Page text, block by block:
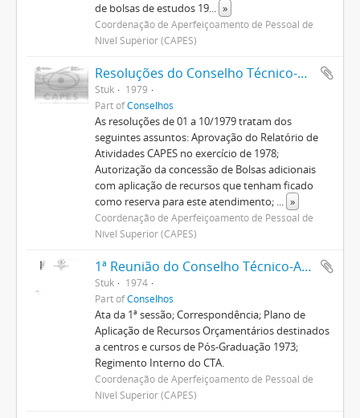
de bolsas de estudos 19... »
Coordenação de Aperfeiçoamento de Pessoal de
Nível Superior (CAPES)
Resoluções do Conselho Técnico-Administrativo (1974-1982)
Stuk
1979
Part ofConselhos
As resoluções de 01 a 10/1979 tratam dos
seguintes assuntos: Aprovação do Relatório de
Atividades CAPES no exercício de 1978;
Autorização da concessão de Bolsas adicionais
com aplicação de recursos que tenham ficado
como reserva para este atendimento; ... »
Coordenação de Aperfeiçoamento de Pessoal de
Nível Superior (CAPES)
1ª Reunião do Conselho Técnico-Administrativo
Stuk
1974
Part ofConselhos
Ata da 1ª sessão; Correspondência; Plano de
Aplicação de Recursos Orçamentários destinados
a centros e cursos de Pós-Graduação 1973;
Regimento Interno do CTA.
Coordenação de Aperfeiçoamento de Pessoal de
Nível Superior (CAPES)